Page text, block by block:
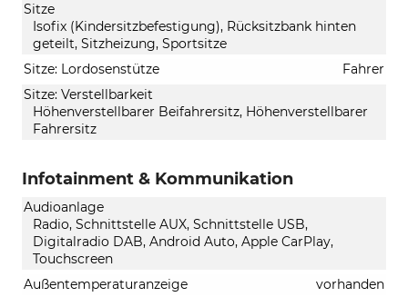
Sitze
Isofix (Kindersitzbefestigung), Rücksitzbank hinten
geteilt, Sitzheizung, Sportsitze
Sitze: Lordosenstütze
Fahrer
Sitze: Verstellbarkeit
Höhenverstellbarer Beifahrersitz, Höhenverstellbarer
Fahrersitz
Infotainment & Kommunikation
Audioanlage
Radio, Schnittstelle AUX, Schnittstelle USB,
Digitalradio DAB, Android Auto, Apple CarPlay,
Touchscreen
Außentemperaturanzeige
vorhanden